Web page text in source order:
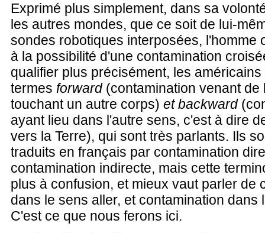
Exprimé plus simplement, dans sa
les autres mondes, que ce soit de lui-
sondes robotiques interposées, l'homme
à la possibilité d'une contamination
qualifier plus précisément, les
termes forward (contamination venant de
touchant un autre corps) et backward
ayant lieu dans l'autre sens, c'est à dire
vers la Terre), qui sont très parlants. Ils
traduits en français par contamination
contamination indirecte, mais cette
plus à confusion, et mieux vaut parler de
dans le sens aller, et contamination dans
C'est ce que nous ferons ici.